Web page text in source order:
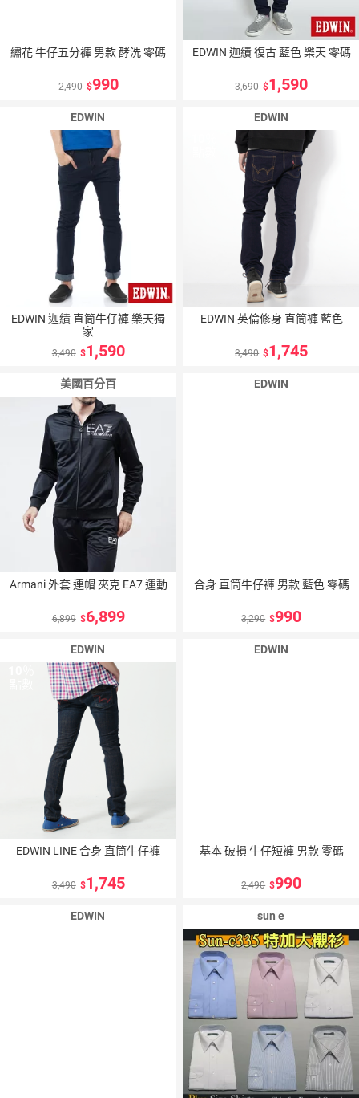
繡花 牛仔五分褲 男款 酵洗 零碼
2,490 990
EDWIN 迦績 復古 藍色 樂天 零碼
3,690 1,590
EDWIN
EDWIN 迦績 直筒牛仔褲 樂天獨
家
3,490 1,590
EDWIN
EDWIN 英倫修身 直筒褲 藍色
3,490 1,745
美國百分百
Armani 外套 連帽 夾克 EA7 運動
6,899 6,899
EDWIN
合身 直筒牛仔褲 男款 藍色 零碼
3,290 990
EDWIN
EDWIN LINE 合身 直筒牛仔褲
3,490 1,745
EDWIN
基本 破損 牛仔短褲 男款 零碼
2,490 990
EDWIN sun e